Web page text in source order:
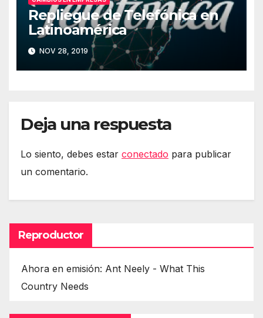
Repliegue de Telefónica en
Latinoamérica
NOV 28, 2019
Deja una respuesta
Lo siento, debes estar conectado para publicar
un comentario.
Reproductor
Ahora en emisión: Ant Neely - What This
Country Needs